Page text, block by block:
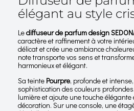
élégant au style
Lediffuseur de parfum design
caractère et raffinement à votre
délicat et crée une ambiance
note transporte vos sens et
harmonieux et élégant.
Sa teinte Pourpre, profonde et
sophistication des couleurs
lumière et ajoute une touche
décoration. Sur une console, une